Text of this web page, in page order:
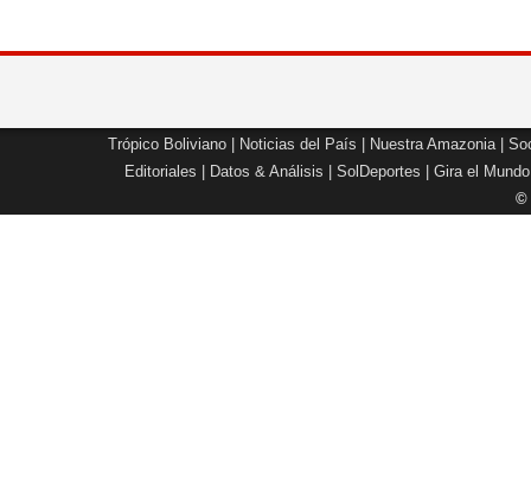
Trópico Boliviano Noticias del País Nuestra Amazonia|
Editoriales
Datos & Análisis SolDeportes Gira el Mundo
©